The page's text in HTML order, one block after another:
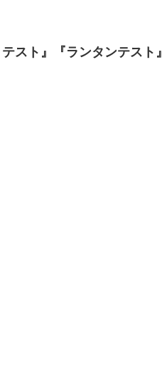
スト』『ランタンテスト』